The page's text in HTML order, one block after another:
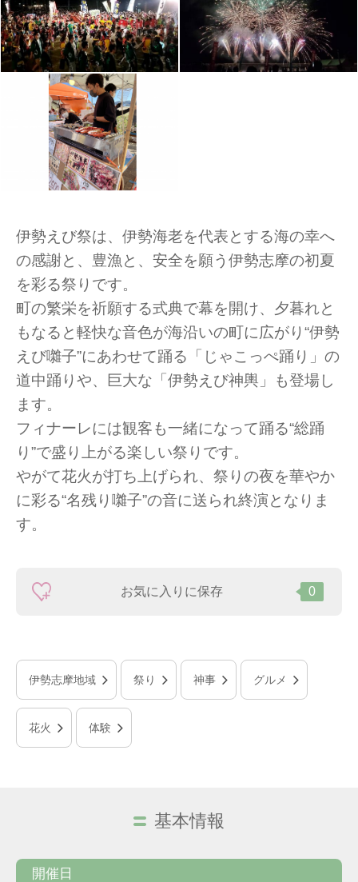
伊勢えび祭は、伊勢海老を代表とする海の幸へ
の感謝と、豊漁と、安全を願う伊勢志摩の初夏
を彩る祭りです。
町の繁栄を祈願する式典で幕を開け、夕暮れと
もなると軽快な音色が海沿いの町に広がり“伊勢
えび囃子”にあわせて踊る「じゃこっぺ踊り」の
道中踊りや、巨大な「伊勢えび神輿」も登場し
ます。
フィナーレには観客も一緒になって踊る“総踊
り”で盛り上がる楽しい祭りです。
やがて花火が打ち上げられ、祭りの夜を華やか
に彩る“名残り囃子”の音に送られ終演となりま
す。
お気に入りに保存 0
伊勢志摩地域 祭り 神事 グルメ
花火 体験
基本情報
開催日